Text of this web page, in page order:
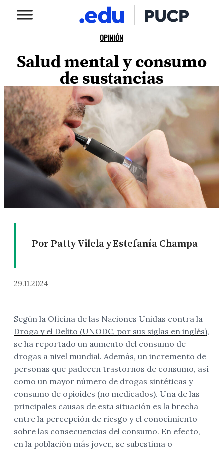
OPINIÓN
Salud mental y consumo
de sustancias
Por Patty Vilela y Estefanía Champa
29.11.2024
Según la Oficina de las Naciones Unidas contra la
Droga y el Delito (UNODC, por sus siglas en inglés),
se ha reportado un aumento del consumo de
drogas a nivel mundial. Además, un incremento de
personas que padecen trastornos de consumo, así
como un mayor número de drogas sintéticas y
consumo de opioides (no medicados). Una de las
principales causas de esta situación es la brecha
entre la percepción de riesgo y el conocimiento
sobre las consecuencias del consumo. En efecto,
en la población más joven, se subestima o